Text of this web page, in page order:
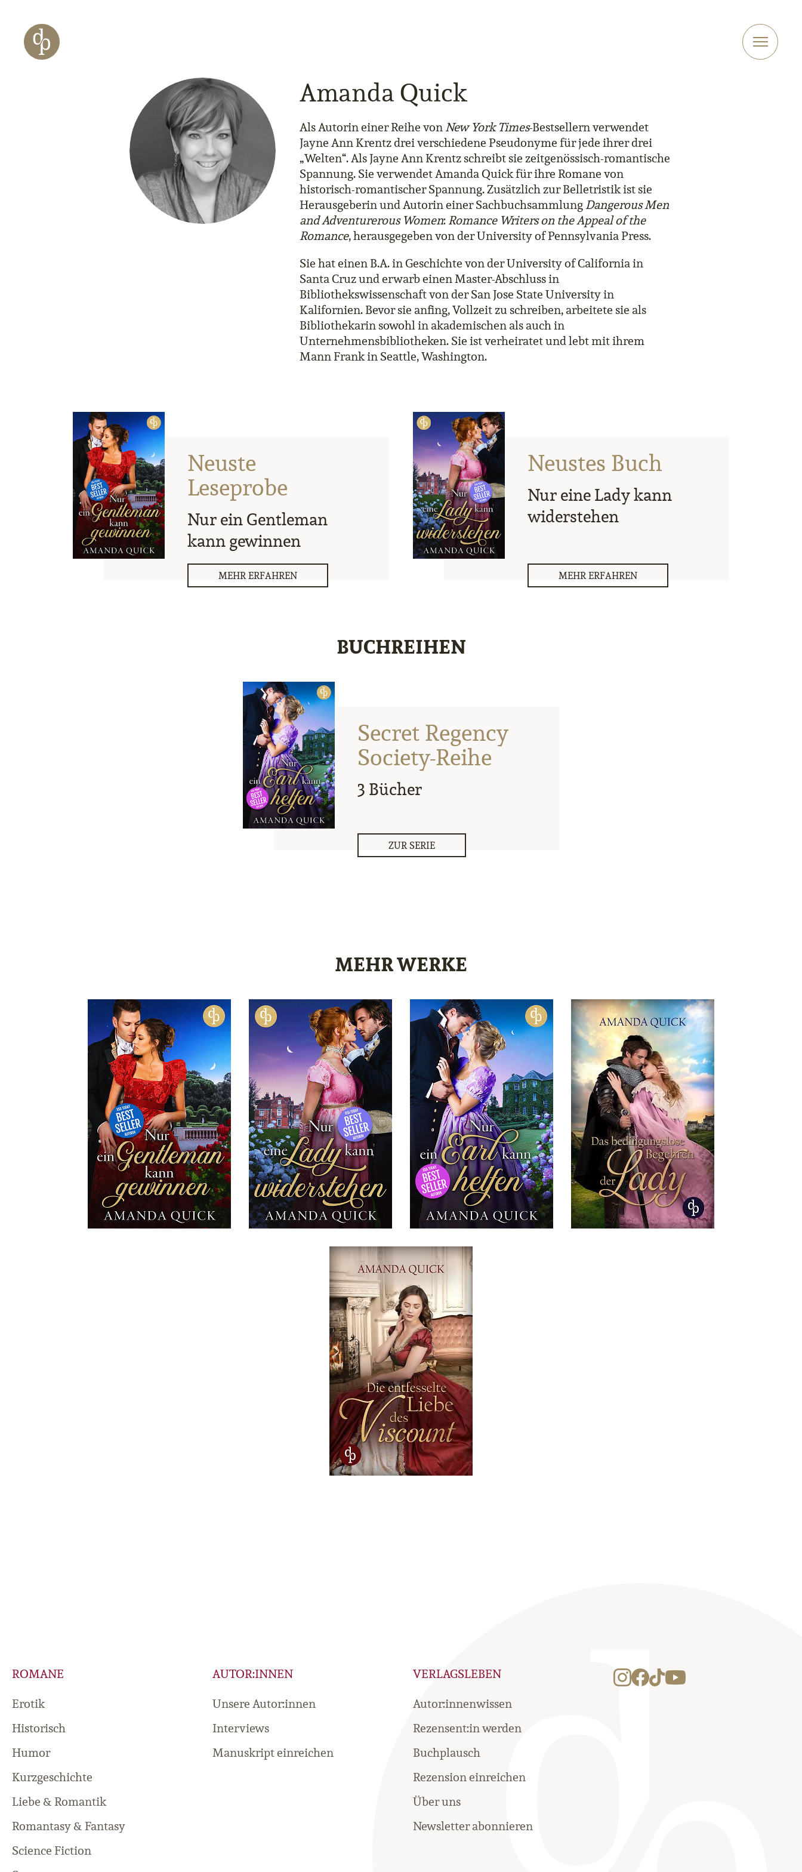
Zur Navigation springen
Zur Website-Suche springen
Amanda Quick
Als Autorin einer Reihe vonNew York Times-Bestsellern verwendet
Jayne Ann Krentz drei verschiedene Pseudonyme für jede ihrer drei
„Welten“. Als Jayne Ann Krentz schreibt sie zeitgenössisch-romantische
Spannung. Sie verwendet Amanda Quick für ihre Romane von
historisch-romantischer Spannung. Zusätzlich zur Belletristik ist sie
Herausgeberin und Autorin einer SachbuchsammlungDangerous Men
and Adventurerous Women:Romance Writers on the Appeal of the
Romance, herausgegeben von der University of Pennsylvania Press.
Sie hat einen B.A. in Geschichte von der University of California in
Santa Cruz und erwarb einen Master-Abschluss in
Bibliothekswissenschaft von der San Jose State University in
Kalifornien. Bevor sie anfing, Vollzeit zu schreiben, arbeitete sie als
Bibliothekarin sowohl in akademischen als auch in
Unternehmensbibliotheken. Sie ist verheiratet und lebt mit ihrem
Mann Frank in Seattle, Washington.
Neuste
Leseprobe
Nur ein Gentleman
kann gewinnen
MEHR ERFAHREN
Neustes Buch
Nur eine Lady kann
widerstehen
MEHR ERFAHREN
BUCHREIHEN
Secret Regency
Society-Reihe
3 Bücher
ZUR SERIE
MEHR WERKE
ROMANE
Erotik
Historisch
Humor
Kurzgeschichte
Liebe & Romantik
Romantasy & Fantasy
Science Fiction
AUTOR:INNEN
Unsere Autor:innen
Interviews
Manuskript einreichen
VERLAGSLEBEN
Autor:innenwissen
Rezensent:in werden
Buchplausch
Rezension einreichen
Über uns
Newsletter abonnieren